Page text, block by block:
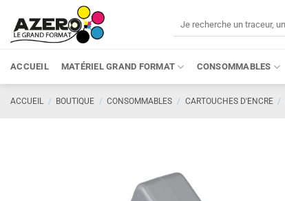
contenu
ACCUEIL MATÉRIEL GRAND FORMAT CONSOMMABLES
ACCUEIL / BOUTIQUE / CONSOMMABLES / CARTOUCHES D'ENCRE /